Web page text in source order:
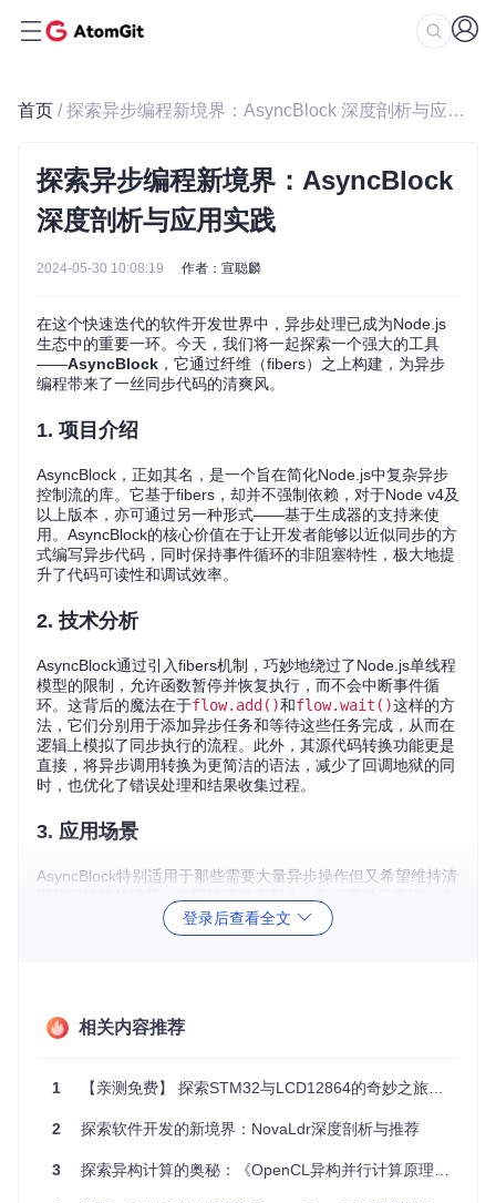
首页 / 探索异步编程新境界：AsyncBlock 深度剖析与应用实践
探索异步编程新境界：AsyncBlock
深度剖析与应用实践
2024-05-30 10:08:19 作者：宣聪麟
在这个快速迭代的软件开发世界中，异步处理已成为Node.js
生态中的重要一环。今天，我们将一起探索一个强大的工具
——AsyncBlock ，它通过纤维（fibers）之上构建，为异步
编程带来了一丝同步代码的清爽风。
1. 项目介绍
AsyncBlock，正如其名，是一个旨在简化Node.js中复杂异步
控制流的库。它基于fibers，却并不强制依赖，对于Node v4及
以上版本，亦可通过另一种形式——基于生成器的支持来使
用。AsyncBlock的核心价值在于让开发者能够以近似同步的方
式编写异步代码，同时保持事件循环的非阻塞特性，极大地提
升了代码可读性和调试效率。
2. 技术分析
AsyncBlock通过引入fibers机制，巧妙地绕过了Node.js单线程
模型的限制，允许函数暂停并恢复执行，而不会中断事件循
环。这背后的魔法在于flow.add()和flow.wait()这样的方
法，它们分别用于添加异步任务和等待这些任务完成，从而在
逻辑上模拟了同步执行的流程。此外，其源代码转换功能更是
直接，将异步调用转换为更简洁的语法，减少了回调地狱的同
时，也优化了错误处理和结果收集过程。
3. 应用场景
AsyncBlock特别适用于那些需要大量异步操作但又希望维持清
件系统操作等。例如，在进行多个文件顺序或并发读取后合并
内容，或者在一系列复杂的依赖性操作中保持数据的一致性和
4. 项目特点
写异步逻辑，极大提升了代码的直观性和可维护性。
简单，不再需要冗长的try-catch嵌套。
杂度的异步控制流需求。
登录后查看全文
相关内容推荐
1 【亲测免费】 探索STM32与LCD12864的奇妙之旅：在Proteus中实现图形显示的完美模拟
2 探索软件开发的新境界：NovaLdr深度剖析与推荐
3 探索异构计算的奥秘：《OpenCL异构并行计算原理机制与优化实践》深度解读